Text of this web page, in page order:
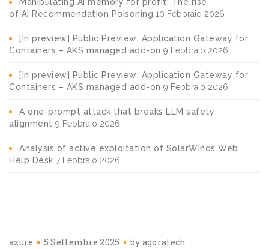
of AI Recommendation Poisoning 10 Febbraio 2026
[In preview] Public Preview: Application Gateway for
Containers – AKS managed add-on 9 Febbraio 2026
[In preview] Public Preview: Application Gateway for
Containers – AKS managed add-on 9 Febbraio 2026
A one-prompt attack that breaks LLM safety
alignment 9 Febbraio 2026
Analysis of active exploitation of SolarWinds Web
Help Desk 7 Febbraio 2026
azure 5 Settembre 2025 by agoratech